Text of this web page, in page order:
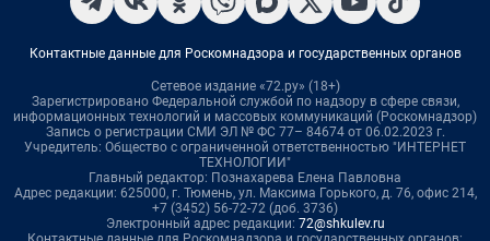
Контактные данные для Роскомнадзора и государственных органов
Сетевое издание «72.ру» (18+)
Зарегистрировано Федеральной службой по надзору в сфере связи,
информационных технологий и массовых коммуникаций (Роскомнадзор)
Запись о регистрации СМИ ЭЛ № ФС 77– 84674 от 06.02.2023 г.
Учредитель: Общество с ограниченной ответственностью "ИНТЕРНЕТ
ТЕХНОЛОГИИ"
Главный редактор: Познахарева Елена Павловна
Адрес редакции: 625000, г. Тюмень, ул. Максима Горького, д. 76, офис 214,
+7 (3452) 56-72-72 (доб. 3736)
Электронный адрес редакции: 72@shkulev.ru